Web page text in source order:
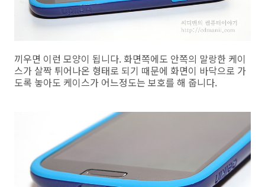
끼우면 이런 모양이 됩니다. 화면쪽에도 안쪽의 말랑한 케이
스가 살짝 튀어나온 형태로 되기 때문에 화면이 바닥으로 가
도록 놓아도 케이스가 어느정도는 보호를 해 줍니다.